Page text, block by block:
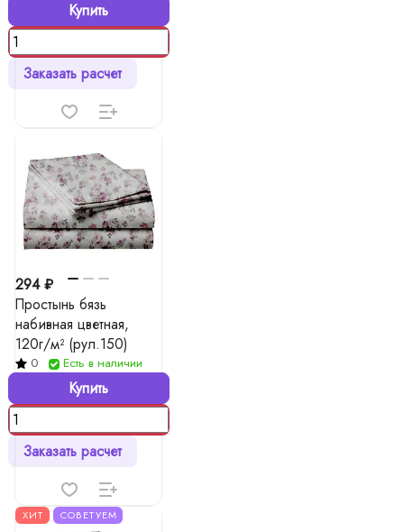
Купить
Заказать расчет
294 ₽
Простынь бязь
набивная цветная,
120г/м² (рул.150)
0 Есть в наличии
Купить
Заказать расчет
ХИТ СОВЕТУЕМ